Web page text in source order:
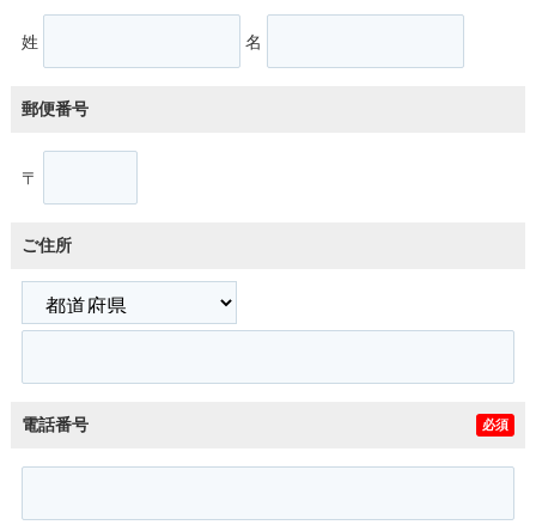
姓 名
郵便番号
〒
ご住所
電話番号 必須